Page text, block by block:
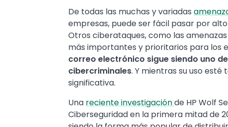
Text
De todas las muchas y variadas
empresas, puede ser fácil pasar por
Otros ciberataques, como las
más importantes y prioritarios para los
correo electrónico sigue siendo uno
cibercriminales. Y mientras su uso
significativa.
Una reciente investigaciónde HP Wolf
Ciberseguridad en la primera mitad de